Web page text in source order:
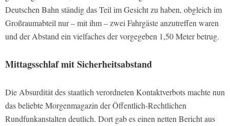
Deutschen Bahn ständig das Teil im Gesicht zu haben, obgleich im
Großraumabteil nur – mit ihm – zwei Fahrgäste anzutreffen waren
und der Abstand ein vielfaches der vorgegeben 1,50 Meter betrug.
Mittagsschlaf mit Sicherheitsabstand
Die Absurdität des staatlich verordneten Kontaktverbots machte nun
das beliebte Morgenmagazin der Öffentlich-Rechtlichen
Rundfunkanstalten deutlich. Dort gab es einen netten Bericht aus